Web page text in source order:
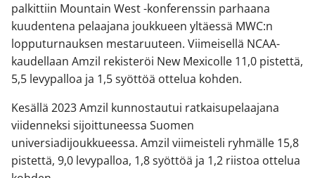
palkittiin Mountain West -konferenssin parhaana
kuudentena pelaajana joukkueen yltäessä MWC:n
lopputurnauksen mestaruuteen. Viimeisellä NCAA-
kaudellaan Amzil rekisteröi New Mexicolle 11,0 pistettä,
5,5 levypalloa ja 1,5 syöttöä ottelua kohden.
Kesällä 2023 Amzil kunnostautui ratkaisupelaajana
viidenneksi sijoittuneessa Suomen
universiadijoukkueessa. Amzil viimeisteli ryhmälle 15,8
pistettä, 9,0 levypalloa, 1,8 syöttöä ja 1,2 riistoa ottelua